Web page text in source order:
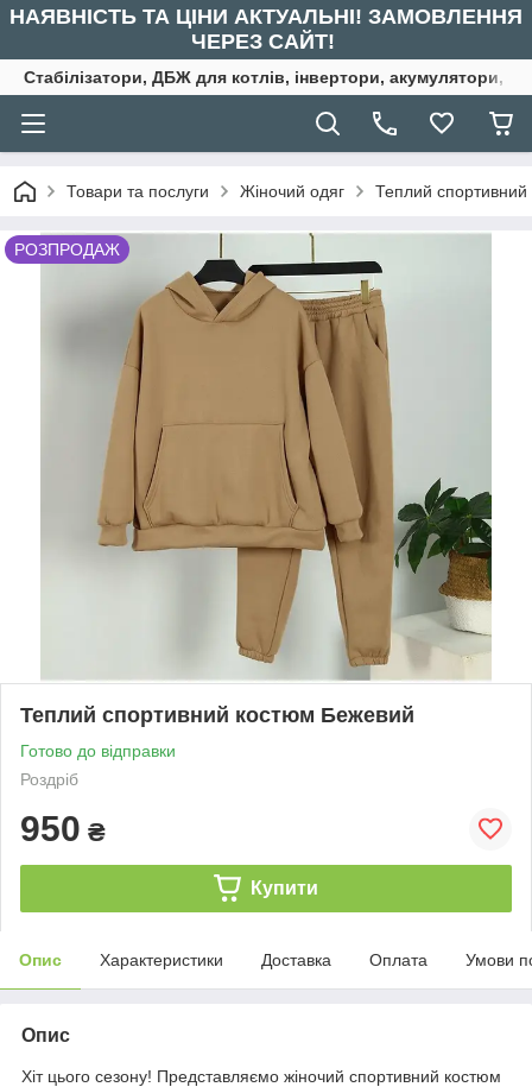
НАЯВНІСТЬ ТА ЦІНИ АКТУАЛЬНІ! ЗАМОВЛЕННЯ
ЧЕРЕЗ САЙТ!
Стабілізатори, ДБЖ для котлів, інвертори, акумулятори,
Товари та послуги Жіночий одяг Теплий
РОЗПРОДАЖ
Теплий спортивний костюм Бежевий
Готово до відправки
Роздріб
950 ₴
Купити
Опис Характеристики Доставка Оплата Умови
Опис
Хіт цього сезону! Представляємо жіночий спортивний костюм